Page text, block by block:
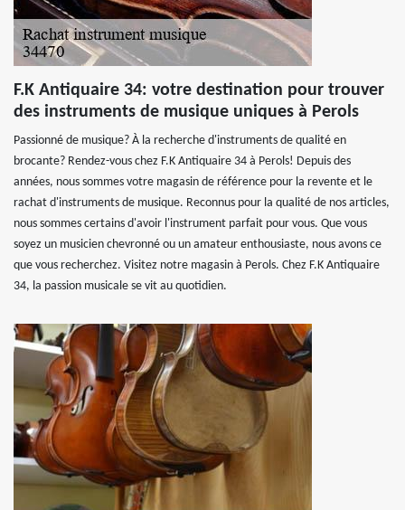
F.K Antiquaire 34: votre destination pour trouver
des instruments de musique uniques à Perols
Passionné de musique? À la recherche d'instruments de qualité en
brocante? Rendez-vous chez F.K Antiquaire 34 à Perols! Depuis des
années, nous sommes votre magasin de référence pour la revente et le
rachat d'instruments de musique. Reconnus pour la qualité de nos articles,
nous sommes certains d'avoir l'instrument parfait pour vous. Que vous
soyez un musicien chevronné ou un amateur enthousiaste, nous avons ce
que vous recherchez. Visitez notre magasin à Perols. Chez F.K Antiquaire
34, la passion musicale se vit au quotidien.